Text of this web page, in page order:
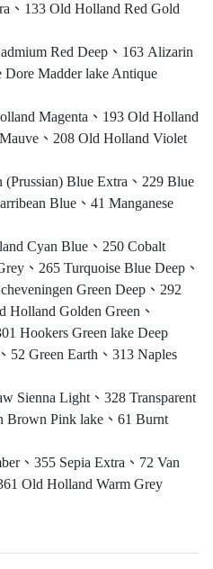
、133 Old Holland Red Gold
Red Deep、163 Alizarin
Dore Madder lake Antique
Magenta、193 Old Holland
、208 Old Holland Violet
(Prussian) Blue Extra、229 Blue
Blue、41 Manganese
Cyan Blue、250 Cobalt
、265 Turquoise Blue Deep、
Green Deep、292
Holland Golden Green、
Hookers Green lake Deep
52 Green Earth、313 Naples
Sienna Light、328 Transparent
Brown Pink lake、61 Burnt
、355 Sepia Extra、72 Van
Old Holland Warm Grey